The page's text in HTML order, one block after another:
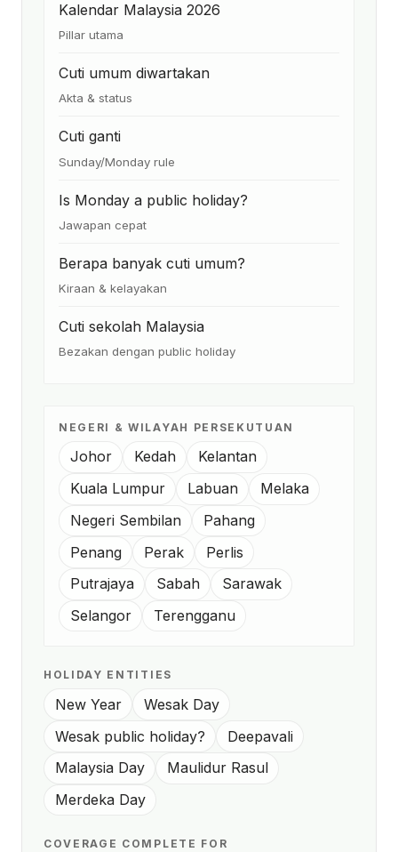
Kalendar Malaysia 2026
Pillar utama
Cuti umum diwartakan
Akta & status
Cuti ganti
Sunday/Monday rule
Is Monday a public holiday?
Jawapan cepat
Berapa banyak cuti umum?
Kiraan & kelayakan
Cuti sekolah Malaysia
Bezakan dengan public holiday
NEGERI & WILAYAH PERSEKUTUAN
Johor Kedah
Kelantan
Kuala Lumpur
Labuan
Melaka
Negeri Sembilan
Pahang
Penang
Perak
Perlis
Putrajaya
Sabah
Sarawak
Selangor
Terengganu
HOLIDAY ENTITIES
New Year
Wesak Day
Wesak public holiday?
Deepavali
Malaysia Day
Maulidur Rasul
Merdeka Day
COVERAGE COMPLETE FOR